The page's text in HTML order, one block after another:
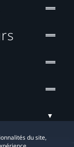
du site,